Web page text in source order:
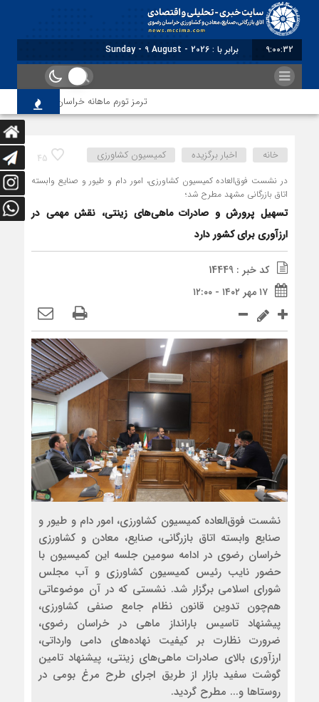
9:00:33 برابر با : Sunday - 9 August - 2026
ترمز تورم ماهانه خراسان رضوی کشیده شد؛
45 خانه اخبار برگزیده کمیسیون کشاورزی
در نشست فوق‌العاده کمیسیون کشاورزی، امور دام و طیور و صنایع وابسته
اتاق بازرگانی مشهد مطرح شد؛
تسهیل پرورش و صادرات ماهی‌های زینتی، نقش مهمی در
ارزآوری برای کشور دارد
کد خبر : 14449
۱۷ مهر ۱۴۰۲ - ۱۲:۰۰
نشست فوق‌العاده کمیسیون کشاورزی، امور دام و طیور و
صنایع وابسته اتاق بازرگانی، صنایع، معادن و کشاورزی
خراسان رضوی در ادامه سومین جلسه این کمیسیون با
حضور نایب رئیس کمیسیون کشاورزی و آب مجلس
شورای اسلامی برگزار شد. نشستی که در آن موضوعاتی
هم‌چون تدوین قانون نظام جامع صنفی کشاورزی،
پیشنهاد تاسیس بارانداز ماهی در خراسان رضوی،
ضرورت نظارت بر کیفیت نهاده‌های دامی وارداتی،
ارزآوری بالای صادرات ماهی‌های زینتی، پیشنهاد تامین
گوشت سفید بازار از طریق اجرای طرح مرغ بومی در
روستاها و... مطرح گردید.